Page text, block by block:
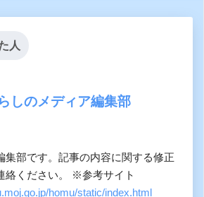
人
しのメディア編集部
集部です。記事の内容に関する修正
絡ください。 ※参考サイト
homu/static/index.html